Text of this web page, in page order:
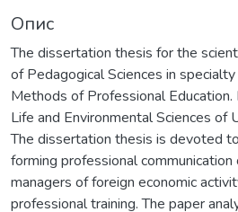
Опис
The dissertation thesis for the
of Pedagogical Sciences in
Methods of Professional
Life and Environmental Sciences of
The dissertation thesis is devoted
forming professional
managers of foreign economic
professional training. The paper